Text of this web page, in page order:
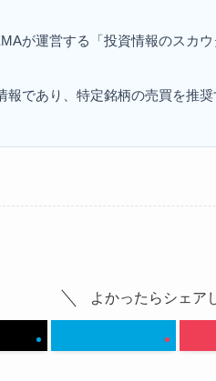
が運営する「投資情報のスカ
であり、特定銘柄の売買を推奨
よかったらシェア